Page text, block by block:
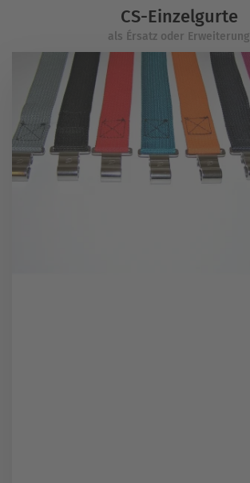
CS-Einzelgurte
als Érsatz oder Erweiterung